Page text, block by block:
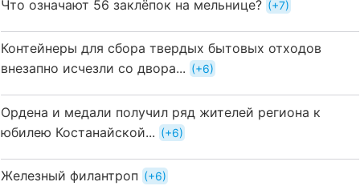
Что означают 56 заклёпок на мельнице? +7
Контейнеры для сбора твердых бытовых отходов
внезапно исчезли со двора...
+6
Ордена и медали получил ряд жителей региона к
юбилею Костанайской...
+6
Железный филантроп +6